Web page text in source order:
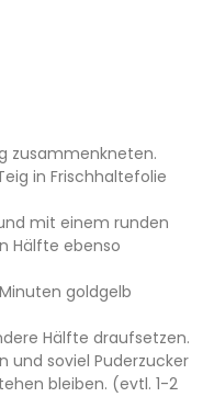
zusammenkneten.
in Frischhaltefolie
mit einem runden
Hälfte ebenso
goldgelb
Hälfte draufsetzen.
und soviel Puderzucker
bleiben. (evtl. 1-2